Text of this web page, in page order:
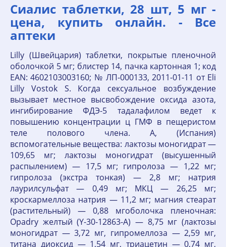
Сиалис таблетки, 28 шт, 5 мг -
цена, купить онлайн. - Все
аптеки
Lilly (Швейцария) таблетки, покрытые пленочной
оболочкой 5 мг; блистер 14, пачка картонная 1; код
EAN: 4602103003160; № ЛП-000133, 2011-01-11 от Eli
Lilly Vostok S. Когда сексуальное возбуждение
вызывает местное высвобождение оксида азота,
ингибирование ФДЭ-5 тадалафилом ведет к
повышению концентрации ц ГМФ в пещеристом
теле полового члена. A, (Испания)
вспомогательные вещества: лактозы моногидрат —
109,65 мг; лактозы моногидрат (высушенный
распылением) — 17,5 мг; гипролоза — 1,22 мг;
гипролоза (экстра тонкая) — 2,8 мг; натрия
лаурилсульфат — 0,49 мг; МКЦ — 26,25 мг;
кроскармеллоза натрия — 11,2 мг; магния стеарат
(растительный) — 0,88 мгоболочка пленочная:
Opadry желтый (Y-30-12863-A) — 8,75 мг (лактозы
моногидрат — 3,72 мг, гипромеллоза — 2,59 мг,
титана диоксид — 1,54 мг, триацетин — 0,74 мг,